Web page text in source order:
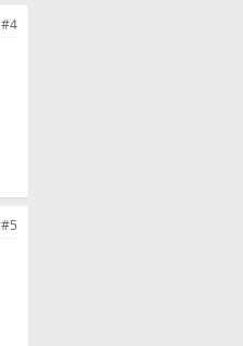
#4
#5